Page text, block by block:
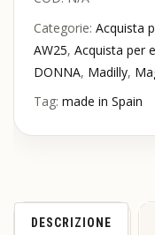
Categorie: Acquista
AW25, Acquista per
DONNA, Madilly,
Tag: made in Spain
DESCRIZIONE